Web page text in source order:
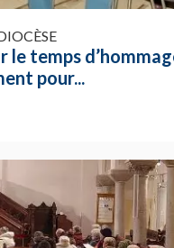
le temps
pour...